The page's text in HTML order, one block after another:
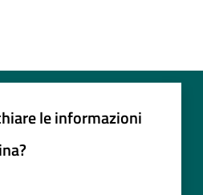
le informazioni